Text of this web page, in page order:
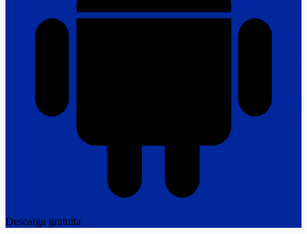
Descarga gratuita